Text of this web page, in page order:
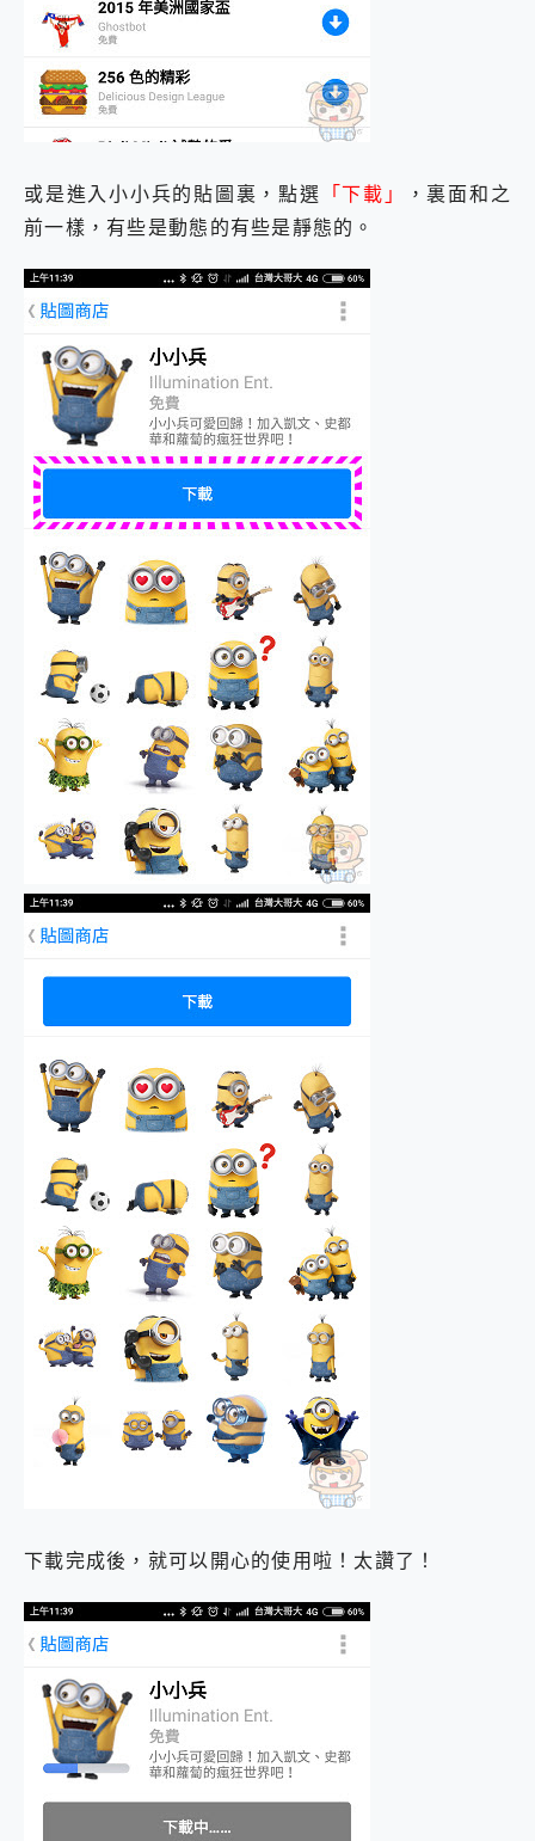
或是進入小小兵的貼圖裏，點選 「下載」
，裏面和之
前一樣，有些是動態的有些是靜態的。
下載完成後，就可以開心的使用啦！太讚了！